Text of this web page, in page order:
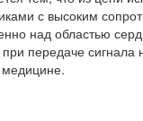
с высоким
над областью
передаче сигнала
медицине.